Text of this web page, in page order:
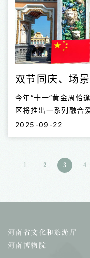
二周年生日快乐”在
今年“十一”黄金周恰
区将推出一系列融合
庭团圆元素的沉浸式
置，并推出多项节庆
感。 假日期间，在
品，感受欢庆气氛。
老汇剧场将加演至四
2025-09-22
1 2 3 4
河南省文化和旅游厅
河南博物院